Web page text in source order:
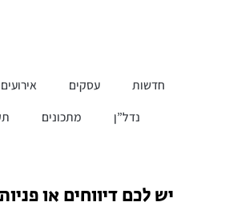
חדשות עסקים אירועים
נדל”ן
מתכונים
יש לכם דיווחים או